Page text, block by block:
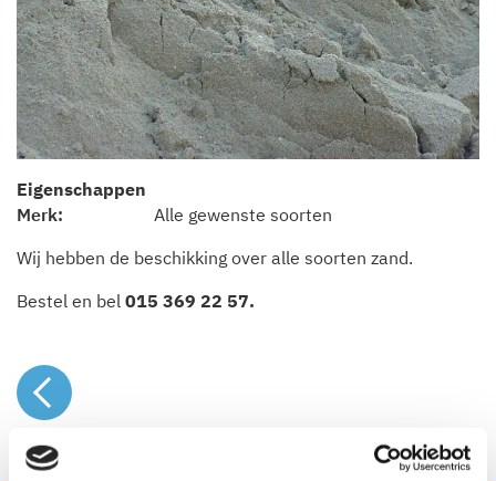
Eigenschappen
Merk
Alle gewenste soorten
Wij hebben de beschikking over alle soorten zand.
Bestel en bel 015 369 22 57.